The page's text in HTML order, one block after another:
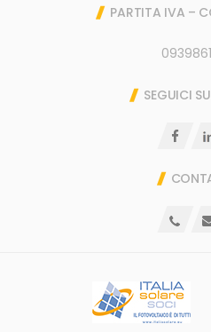
PARTITA IVA –
SEGUICI